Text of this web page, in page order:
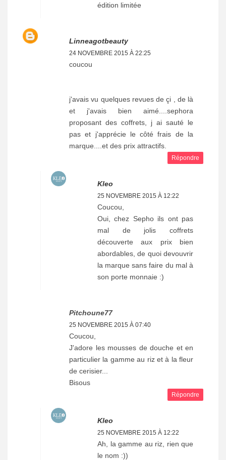
édition limitée
Linneagotbeauty
24 NOVEMBRE 2015 À 22:25
coucou
j'avais vu quelques revues de çi , de là
et j'avais bien aimé....sephora
proposant des coffrets, j ai sauté le
pas et j'apprécie le côté frais de la
marque....et des prix attractifs.
Répondre
Kleo
25 NOVEMBRE 2015 À 12:22
Coucou,
Oui, chez Sepho ils ont pas
mal de jolis coffrets
découverte aux prix bien
abordables, de quoi devouvrir
la marque sans faire du mal à
son porte monnaie :)
Pitchoune77
25 NOVEMBRE 2015 À 07:40
Coucou,
J'adore les mousses de douche et en
particulier la gamme au riz et à la fleur
de cerisier...
Bisous
Répondre
Kleo
25 NOVEMBRE 2015 À 12:22
Ah, la gamme au riz, rien que
le nom :))